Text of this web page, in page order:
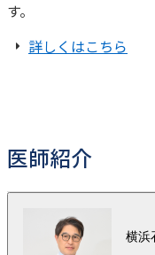
す。
詳しくはこちら
医師紹介
横浜